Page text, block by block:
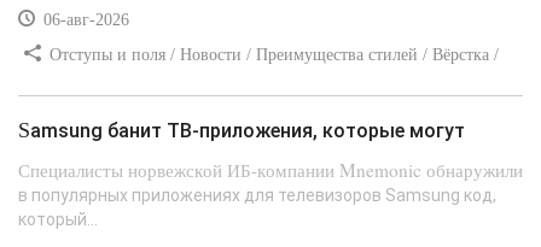
06-авг-2026
Отступы и поля / Новости / Преимущества стилей / Вёрстка /
Samsung банит ТВ-приложения, которые могут
Специалисты норвежской ИБ-компании Mnemonic обнаружили
в популярных приложениях для телевизоров Samsung код,
который...